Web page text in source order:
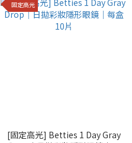
固定高光
[固定高光] Betties 1 Day Gray